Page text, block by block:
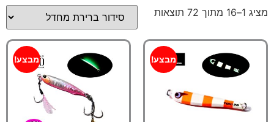
מציג 1–16 מתוך 72 תוצאות
מבצע! מבצע!